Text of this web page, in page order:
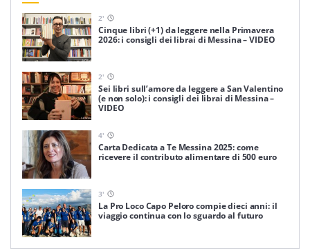
2'
Cinque libri (+1) da leggere nella Primavera
2026: i consigli dei librai di Messina – VIDEO
2'
Sei libri sull’amore da leggere a San Valentino
(e non solo): i consigli dei librai di Messina –
VIDEO
4'
Carta Dedicata a Te Messina 2025: come
ricevere il contributo alimentare di 500 euro
3'
La Pro Loco Capo Peloro compie dieci anni: il
viaggio continua con lo sguardo al futuro